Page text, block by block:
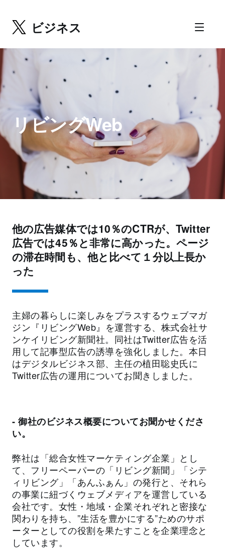
ビジネス
リビングWeb
他の広告媒体では10％のCTRが、Twitter
広告では45％と非常に高かった。ページ
の滞在時間も、他と比べて１分以上長か
った
主婦の暮らしに楽しみをプラスするウェブマガ
ジン『リビングWeb』を運営する、株式会社サ
ンケイリビング新聞社。同社はTwitter広告を活
用して記事型広告の誘導を強化しました。本日
はデジタルビジネス部、主任の植田聡史氏に
Twitter広告の運用についてお聞きしました。
‐ 御社のビジネス概要についてお聞かせくださ
い。
弊社は「総合女性マーケティング企業」とし
て、フリーペーパーの「リビング新聞」「シテ
ィリビング」「あんふぁん」の発行と、それら
の事業に紐づくウェブメディアを運営している
会社です。女性・地域・企業それぞれと密接な
関わりを持ち、”生活を豊かにする”ためのサポ
ーターとしての役割を果たすことを企業理念と
しています。